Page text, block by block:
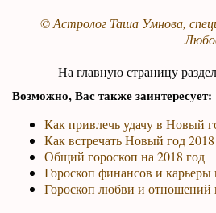
© Астролог Таша Умнова,
На главную страницу
Возможно, Вас также заинтересует:
Как привлечь удачу в Новый
Как встречать Новый год 2018
Общий гороскоп на 2018 год
Гороскоп финансов и карьеры
Гороскоп любви и отношений